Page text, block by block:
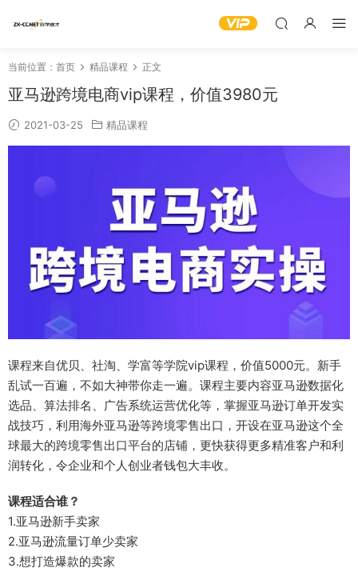
当前位置： 首页 精品课程 正文
亚马逊跨境电商vip课程，价值3980元
2021-03-25 精品课程
课程来自优贝、社淘、学富等学院vip课程，价值5000元。新手
乱试一百遍，不如大神带你走一遍。课程主要内容亚马逊数据化
选品、算法排名、广告系统运营优化等，掌握亚马逊订单开发实
战技巧，利用海外亚马逊等跨境零售出口，开设在亚马逊这个全
球最大的跨境零售出口平台的店铺，更快获得更多精准客户和利
润转化，令企业和个人创业者钱包大丰收。
课程适合谁？
1.亚马逊新手卖家
2.亚马逊流量订单少卖家
3.想打造爆款的卖家